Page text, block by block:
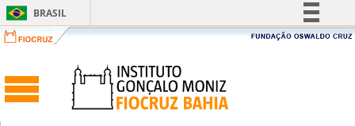
BRASIL
Simplifique!
Acesso à informação